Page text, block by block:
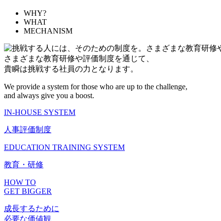
WHY?
WHAT
MECHANISM
さまざまな教育研修や評価制度を通じて、
貴瞬は挑戦する社員の力となります。
We provide a system for those who are up to the challenge,
and always give you a boost.
IN-HOUSE SYSTEM
人事評価制度
EDUCATION TRAINING SYSTEM
教育・研修
HOW TO
GET BIGGER
成長するために
必要な価値観